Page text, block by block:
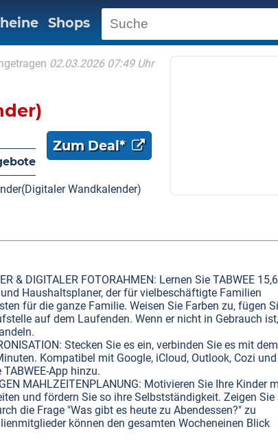
Shops
02.03.2026 07:49 Uhr
Zum Deal*
Wandkalender)
& DIGITALER FOTORAHMEN: Lernen Sie TABWEE
Haushaltsplaner, der für vielbeschäftigte Familien
für die ganze Familie. Weisen Sie Farben zu, fügen
auf dem Laufenden. Wenn er nicht in Gebrauch ist,
Stecken Sie es ein, verbinden Sie es mit dem
Kompatibel mit Google, iCloud, Outlook, Cozi und
App hinzu.
MAHLZEITENPLANUNG: Motivieren Sie Ihre Kinder
und fördern Sie so ihre Selbstständigkeit. Zeigen Sie
die Frage "Was gibt es heute zu Abendessen?" zu
können den gesamten Wocheneinen Blick